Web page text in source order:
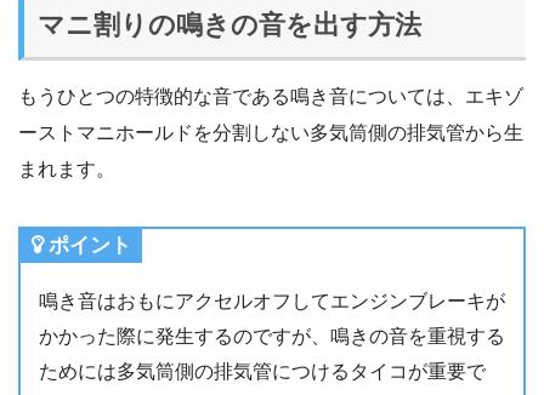
マニ割りの鳴きの音を出す方法
もうひとつの特徴的な音である鳴き音については、エキゾ
ーストマニホールドを分割しない多気筒側の排気管から生
まれます。
ポイント
鳴き音はおもにアクセルオフしてエンジンブレーキが
かかった際に発生するのですが、鳴きの音を重視する
ためには多気筒側の排気管につけるタイコが重要で